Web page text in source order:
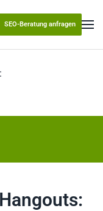
SEO-Beratung anfragen